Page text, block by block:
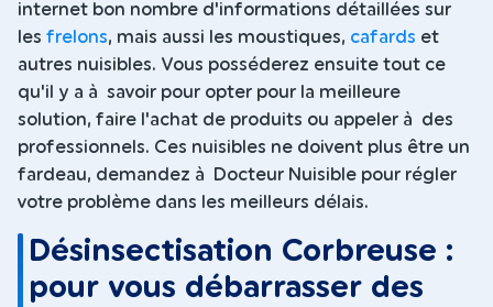
internet bon nombre d'informations détaillées sur
les frelons, mais aussi les moustiques, cafards et
autres nuisibles. Vous posséderez ensuite tout ce
qu'il y a à savoir pour opter pour la meilleure
solution, faire l'achat de produits ou appeler à des
professionnels. Ces nuisibles ne doivent plus être un
fardeau, demandez à Docteur Nuisible pour régler
votre problème dans les meilleurs délais.
Désinsectisation Corbreuse :
pour vous débarrasser des